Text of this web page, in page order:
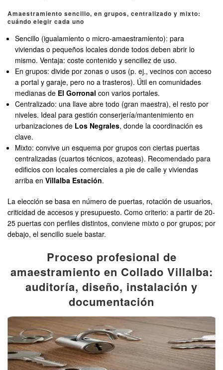
Amaestramiento sencillo, en grupos, centralizado y mixto:
cuándo elegir cada uno
Sencillo (igualamiento o micro-amaestramiento): para
viviendas o pequeños locales donde todos deben abrir lo
mismo. Ventaja: coste contenido y sencillez de uso.
En grupos: divide por zonas o usos (p. ej., vecinos con acceso
a portal y garaje, pero no a trasteros). Útil en comunidades
medianas de El Gorronal con varios portales.
Centralizado: una llave abre todo (gran maestra), el resto por
niveles. Ideal para gestión conserjería/mantenimiento en
urbanizaciones de Los Negrales, donde la coordinación es
clave.
Mixto: convive un esquema por grupos con ciertas puertas
centralizadas (cuartos técnicos, azoteas). Recomendado para
edificios con locales comerciales a pie de calle y viviendas
arriba enVillalba Estación.
La elección se basa en número de puertas, rotación de usuarios,
criticidad de accesos y presupuesto. Como criterio: a partir de 20-
25 puertas con perfiles distintos, conviene mixto o por grupos; por
debajo, el sencillo suele bastar.
Proceso profesional de
amaestramiento en Collado Villalba:
auditoría, diseño, instalación y
documentación